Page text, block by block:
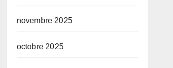
novembre 2025
octobre 2025